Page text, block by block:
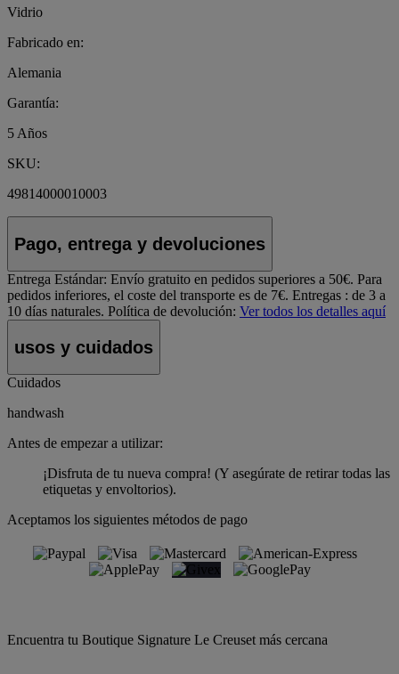
Vidrio
Fabricado en:
Alemania
Garantía:
5 Años
SKU:
49814000010003
Pago, entrega y devoluciones
Entrega Estándar: Envío gratuito en pedidos superiores a 50€. Para
pedidos inferiores, el coste del transporte es de 7€. Entregas : de 3 a
10 días naturales. Política de devolución: Ver todos los detalles aquí
usos y cuidados
Cuidados
handwash
Antes de empezar a utilizar:
¡Disfruta de tu nueva compra! (Y asegúrate de retirar todas las
etiquetas y envoltorios).
Aceptamos los siguientes métodos de pago
Encuentra tu Boutique Signature Le Creuset más cercana